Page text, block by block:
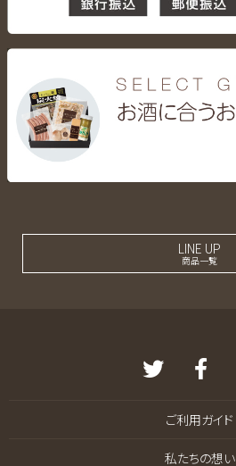
LINE UP
商品一覧
ご利用ガイド
私たちの想い